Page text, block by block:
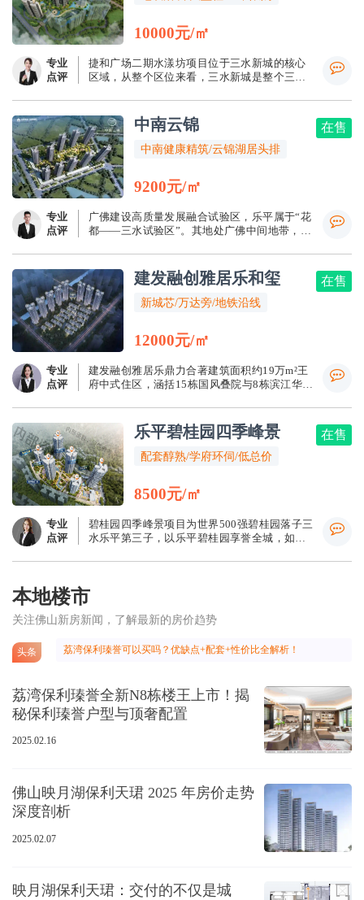
10000元/㎡
专业
点评
捷和广场二期水漾坊项目位于三水新城的核心
区域，从整个区位来看，三水新城是整个三水
文化中心，未来发展潜力不可估量，捷和广场
将直接坐享城市发展红利，此外，凭借卓越的
地理位置优势，捷和广场可直接近享三水新城
的繁华配套，万达广场、天聚广场、百利达广
场、三水广场均近在身旁，一站式满足你的吃
喝玩乐！
中南云锦 在售
中南健康精筑/云锦湖居头排
9200元/㎡
专业
点评
广佛建设高质量发展融合试验区，乐平属于“花
都——三水试验区”。其地处广佛中间地带，北
中排名37位。紧邻佛高区三水园，恒洁、北汽
福田、科勒、日丰、海尔、天粤等环绕，产城
人融合发展，成为广佛置业新爆点。
建发融创雅居乐和玺 在售
新城芯/万达旁/地铁沿线
12000元/㎡
专业
点评
建发融创雅居乐鼎力合著建筑面积约19万m²王
府中式住区，涵括15栋国风叠院与8栋滨江华
神和对细节的追求，精筑建筑面积约99-130m²
滨江华宅与约143m²国风叠院。和玺作为目前三
水新城芯仅有的叠院产品，稀缺性不言自明！
承袭稀贵院宅基因，必将成为三水新时代的湾
区封面臻品，铺就东方语境下的大美城市界
面！
乐平碧桂园四季峰景 在售
配套醇熟/学府环伺/低总价
8500元/㎡
专业
点评
碧桂园四季峰景项目为世界500强碧桂园落子三
水乐平第三子，以乐平碧桂园享誉全城，如今
重树一城新封面，耀启乐平人居新纪元。 项目
核，地理位置优越。
本地楼市
关注佛山新房新闻，了解最新的房价趋势
荔湾保利瑧誉可以买吗？优缺点+配套+性价比全解析！
头条
荔湾保利瑧誉全新N8栋楼王上市！揭
秘保利瑧誉户型与顶奢配置
2025.02.16
佛山映月湖保利天珺 2025 年房价走势
深度剖析
2025.02.07
映月湖保利天珺：交付的不仅是城